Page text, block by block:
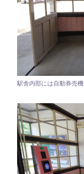
駅舎内部には自動券売機